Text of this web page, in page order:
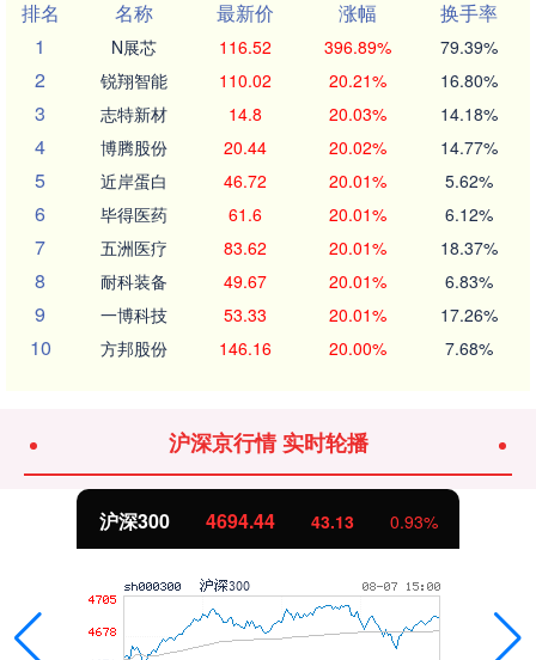
排名
名称 最新价 涨幅
换手率
1
N展芯 116.52 396.89% 79.39%
2 锐翔智能 110.02 20.21% 16.80%
3 志特新材 14.8 20.03% 14.18%
4 博腾股份 20.44 20.02% 14.77%
5 近岸蛋白 46.72 20.01% 5.62%
6 毕得医药 61.6 20.01% 6.12%
7 五洲医疗 83.62 20.01% 18.37%
8 耐科装备 49.67 20.01% 6.83%
9 一博科技 53.33 20.01% 17.26%
10 方邦股份 146.16 20.00% 7.68%
沪深京行情 实时轮播
0.93% 北证50 1134.24